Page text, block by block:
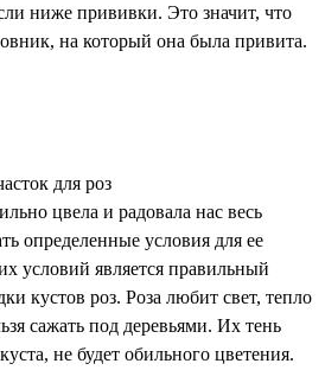
ниже прививки. Это значит, что
на который она была привита.
для роз
цвела и радовала нас весь
определенные условия для ее
условий является правильный
кустов роз. Роза любит свет, тепло
сажать под деревьями. Их тень
не будет обильного цветения.